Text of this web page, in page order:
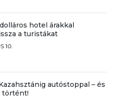
hotel árakkal
a turistákat
10.
autóstoppal – és
történt!